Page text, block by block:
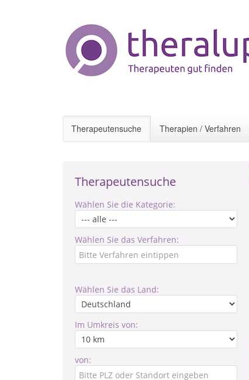
Therapeutensuche Therapien / Verfahren
Therapeutensuche
Wählen Sie die Kategorie:
Wählen Sie das Verfahren:
Wählen Sie das Land:
Im Umkreis von:
von: